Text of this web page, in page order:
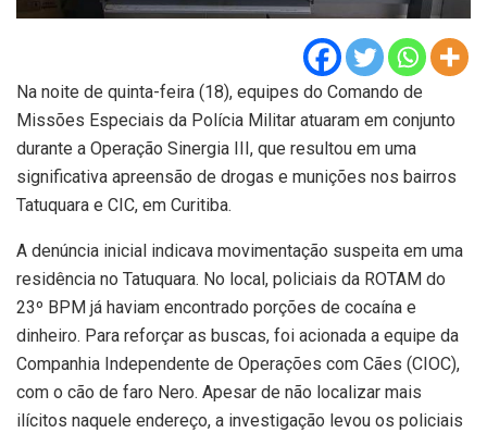
Na noite de quinta-feira (18), equipes do Comando de
Missões Especiais da Polícia Militar atuaram em conjunto
durante a Operação Sinergia III, que resultou em uma
significativa apreensão de drogas e munições nos bairros
Tatuquara e CIC, em Curitiba.
A denúncia inicial indicava movimentação suspeita em uma
residência no Tatuquara. No local, policiais da ROTAM do
23º BPM já haviam encontrado porções de cocaína e
dinheiro. Para reforçar as buscas, foi acionada a equipe da
Companhia Independente de Operações com Cães (CIOC),
com o cão de faro Nero. Apesar de não localizar mais
ilícitos naquele endereço, a investigação levou os policiais